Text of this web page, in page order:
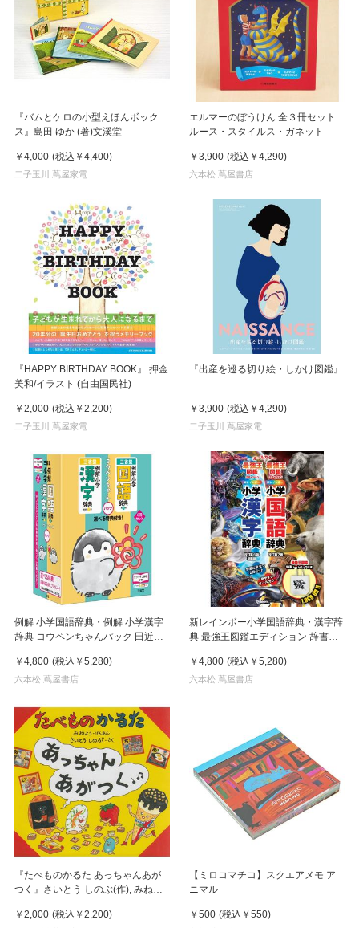
『バムとケロの小型えほんボック
ス』島田 ゆか (著)文溪堂
￥4,000 (税込 ￥4,400)
二子玉川 蔦屋家電
エルマーのぼうけん 全３冊セット
ルース・スタイルス・ガネット
￥3,900 (税込 ￥4,290)
六本松 蔦屋書店
『HAPPY BIRTHDAY BOOK』 押金
美和/イラスト (自由国民社)
￥2,000 (税込 ￥2,200)
二子玉川 蔦屋家電
『出産を巡る切り絵・しかけ図鑑』
￥3,900 (税込 ￥4,290)
二子玉川 蔦屋家電
例解 小学国語辞典・例解 小学漢字
辞典 コウペンちゃんパック 田近洵
￥4,800 (税込 ￥5,280)
六本松 蔦屋書店
新レインボー小学国語辞典・漢字辞
典 最強王図鑑エディション 辞書バ
￥4,800 (税込 ￥5,280)
六本松 蔦屋書店
『たべものかるた あっちゃんあが
つく』さいとう しのぶ(作), みねよ
￥2,000 (税込 ￥2,200)
【ミロコマチコ】スクエアメモ ア
ニマル
￥500 (税込 ￥550)